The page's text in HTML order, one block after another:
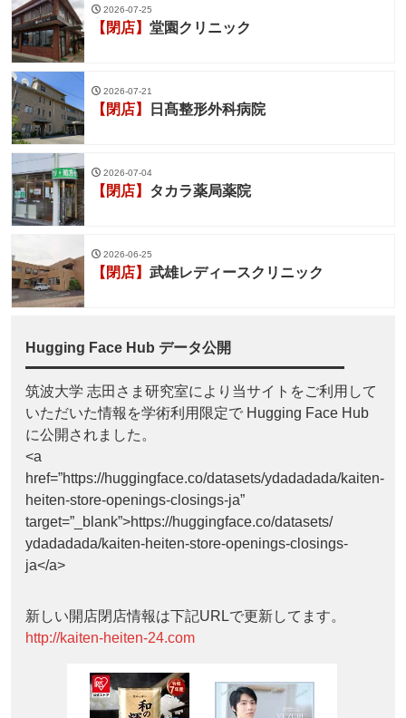
2026-07-25
【閉店】 堂園クリニック
2026-07-21
【閉店】 日髙整形外科病院
2026-07-04
【閉店】 タカラ薬局薬院
2026-06-25
【閉店】 武雄レディースクリニック
Hugging Face Hub データ公開
筑波大学 志田さま研究室により当サイトをご利用して
いただいた情報を学術利用限定で Hugging Face Hub
に公開されました。
<a
href=”https://huggingface.co/datasets/ydadadada/kaiten-
heiten-store-openings-closings-ja”
target=”_blank”>https://huggingface.co/datasets/
ydadadada/kaiten-heiten-store-openings-closings-
ja</a>
新しい開店閉店情報は下記URLで更新してます。
http://kaiten-heiten-24.com